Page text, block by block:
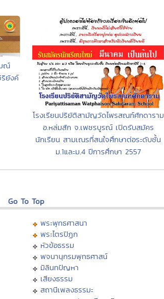
ณ์
ยังค์
โรงเรียนปริยัติสามัญวัดไพรสณฑ์ศักดาราม
อ.หล่มสัก จ.เพชรบูรณ์ เปิดรับสมัคร
นักเรียน สามเณรที่สนใจศึกษาต่อระดับชั้น
ม.1และม.4 ปีการศึกษา 2557
Go To Top
พระพุทธศาสนา
พระไตรปิฏก
หัวข้อธรรม
พจนานุกรมพุทธศาสน์
มิลินทปัญหา
เสียงธรรม
สถานีเพลงธรรมะ